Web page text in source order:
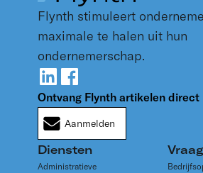
netaansluiting nodig. Heeft uw regio
netcongestie, dan is het wellicht niet
gedetailleerd inzicht nodig in uw
energieverbruik én de mogelijkheden
duurzame opwek in combinatie met
energie. Flynth helpt u om dit inzicht
adviseert u over de beste route naar
wagenpark.
Flynth stimuleert
maximale te halen uit hun
ondernemerschap.
Ontvang Flynth artikelen direct
Aanmelden
Diensten
Administratieve